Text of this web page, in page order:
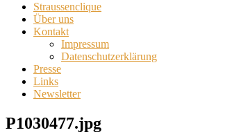
Straussenclique
Über uns
Kontakt
Impressum
Datenschutzerklärung
Presse
Links
Newsletter
P1030477.jpg